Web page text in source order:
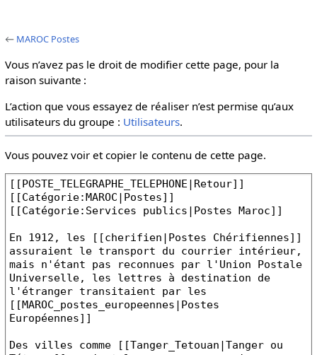
← MAROC Postes
Vous n’avez pas le droit de modifier cette page, pour la
raison suivante :
L’action que vous essayez de réaliser n’est permise qu’aux
utilisateurs du groupe : Utilisateurs.
Vous pouvez voir et copier le contenu de cette page.